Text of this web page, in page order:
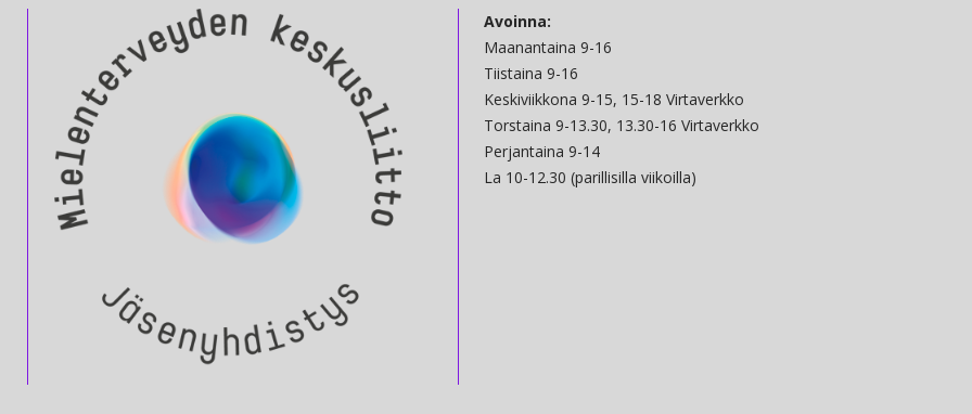
Avoinna:
Maanantaina 9-16
Tiistaina 9-16
Keskiviikkona 9-15, 15-18 Virtaverkko
Torstaina 9-13.30, 13.30-16 Virtaverkko
Perjantaina 9-14
La 10-12.30 (parillisilla viikoilla)